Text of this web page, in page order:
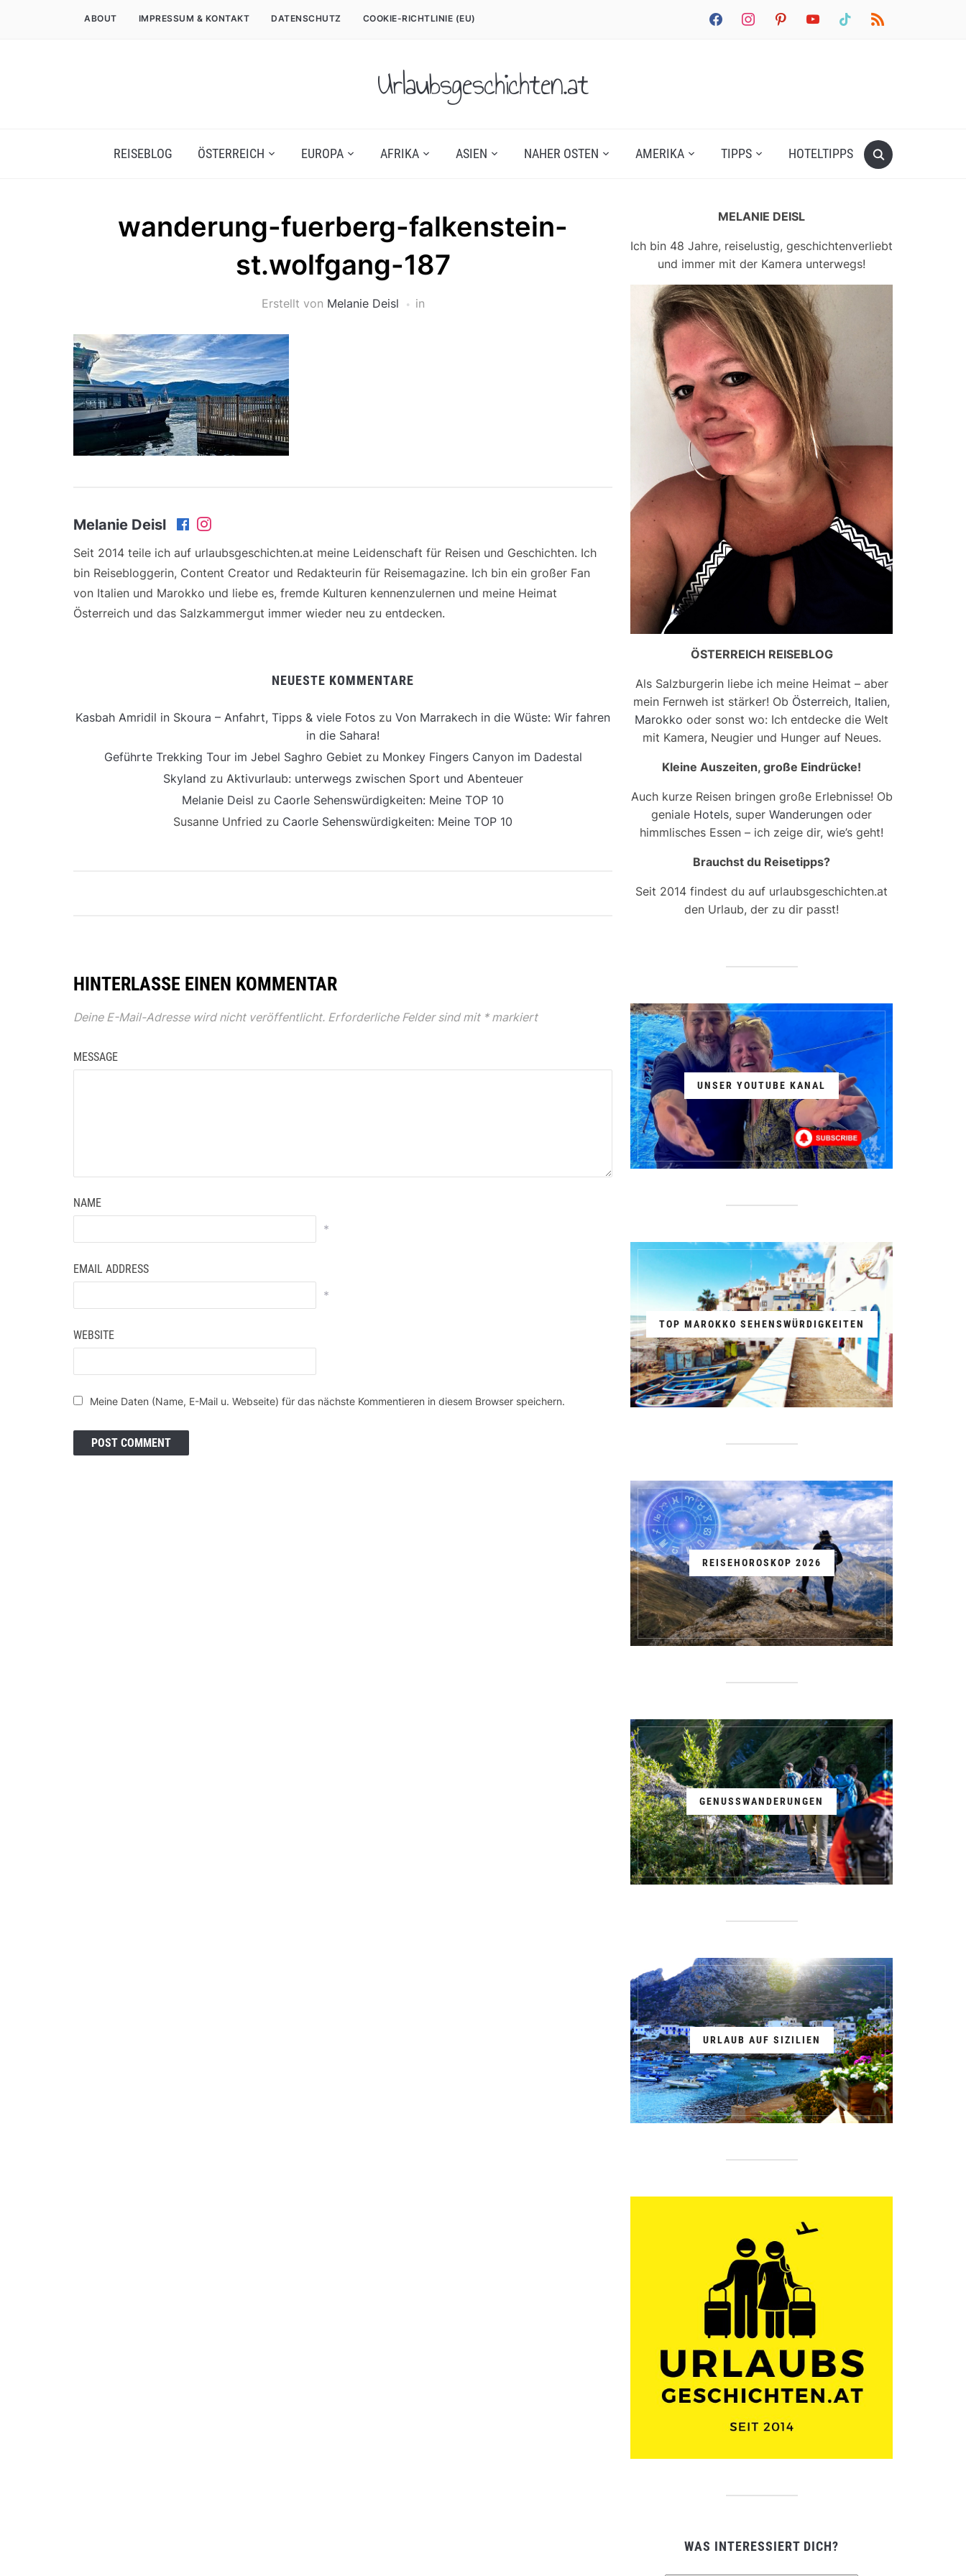
facebookinstagrampinterestyoutube tiktok rss
ABOUT IMPRESSUM & KONTAKT DATENSCHUTZ COOKIE-RICHTLINIE (EU)
Urlaubsgeschichten.at
REISEBLOG ÖSTERREICH EUROPA AFRIKA ASIEN NAHER OSTEN AMERIKA TIPPS HOTELTIPPS
wanderung-fuerberg-falkenstein-
st.wolfgang-187
Erstellt von Melanie Deisl in
Melanie Deisl
Seit 2014 teile ich auf urlaubsgeschichten.at meine Leidenschaft für Reisen und Geschichten. Ich
bin Reisebloggerin, Content Creator und Redakteurin für Reisemagazine. Ich bin ein großer Fan
von Italien und Marokko und liebe es, fremde Kulturen kennenzulernen und meine Heimat
Österreich und das Salzkammergut immer wieder neu zu entdecken.
NEUESTE KOMMENTARE
Kasbah Amridil in Skoura – Anfahrt, Tipps & viele Fotos zu Von Marrakech in die Wüste: Wir fahren
in die Sahara!
Geführte Trekking Tour im Jebel Saghro Gebiet zu Monkey Fingers Canyon im Dadestal
Skyland zu Aktivurlaub: unterwegs zwischen Sport und Abenteuer
Melanie Deisl zu Caorle Sehenswürdigkeiten: Meine TOP 10
Susanne Unfried zu Caorle Sehenswürdigkeiten: Meine TOP 10
HINTERLASSE EINEN KOMMENTAR
Deine E-Mail-Adresse wird nicht veröffentlicht. Erforderliche Felder sind mit *markiert
MESSAGE
NAME
*
EMAIL ADDRESS
*
WEBSITE
Meine Daten (Name, E-Mail u. Webseite) für das nächste Kommentieren in diesem Browser speichern.
MELANIE DEISL
Ich bin 48 Jahre, reiselustig, geschichtenverliebt
und immer mit der Kamera unterwegs!
ÖSTERREICH REISEBLOG
Als Salzburgerin liebe ich meine Heimat – aber
mein Fernweh ist stärker! Ob Österreich, Italien,
Marokko oder sonst wo: Ich entdecke die Welt
mit Kamera, Neugier und Hunger auf Neues.
Kleine Auszeiten, große Eindrücke!
Auch kurze Reisen bringen große Erlebnisse! Ob
geniale Hotels, super Wanderungen oder
himmlisches Essen – ich zeige dir, wie’s geht!
Brauchst du Reisetipps?
Seit 2014 findest du auf urlaubsgeschichten.at
den Urlaub, der zu dir passt!
UNSER YOUTUBE KANAL
TOP MAROKKO SEHENSWÜRDIGKEITEN
REISEHOROSKOP 2026
GENUSSWANDERUNGEN
URLAUB AUF SIZILIEN
WAS INTERESSIERT DICH?